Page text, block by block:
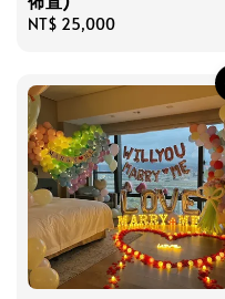
Regular
NT$ 25,000